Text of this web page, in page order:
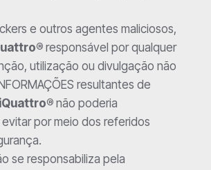
e outros agentes maliciosos,
responsável por qualquer
utilização ou divulgação não
resultantes de
iQuattro® não poderia
por meio dos referidos
se responsabiliza pela